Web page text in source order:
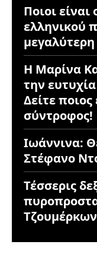
Ποιοι είναι
ελληνικού
Η Μαρίνα
την
Δείτε ποιος
σύντροφος!
Ιωάννινα:
Στέφανο
Τέσσερις
Τζουμέρκων